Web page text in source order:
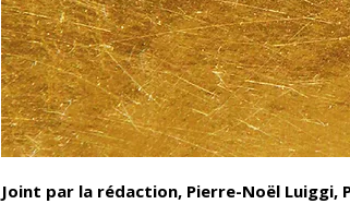
Joint par la rédaction, Pierre-Noël Luiggi,